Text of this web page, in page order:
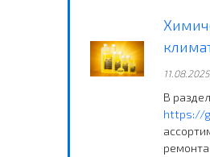
11.08.2025
В
https://